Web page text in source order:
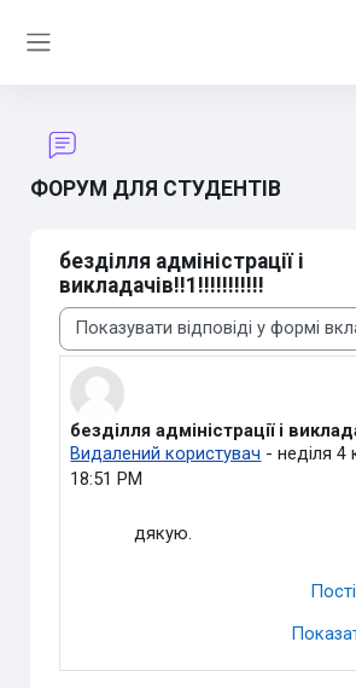
ФОРУМ ДЛЯ СТУДЕНТІВ
безділля адміністрації і
викладачів!!1!!!!!!!!!!!
Тип показу
безділля адміністрації і
Видалений користувач -неділя 4
18:51 PM
Кількість відповідей: 0
дякую.